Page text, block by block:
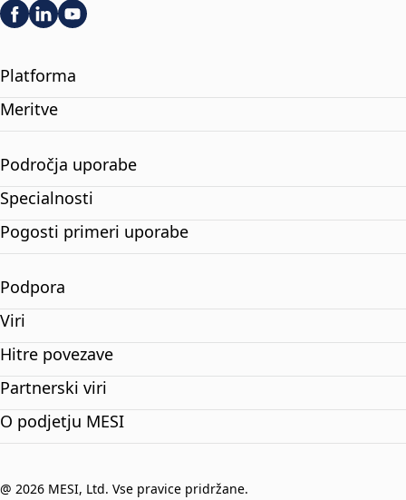
Platforma
Meritve
Področja uporabe
Specialnosti
Pogosti primeri uporabe
Podpora
Viri
Hitre povezave
Partnerski viri
O podjetju MESI
@ 2026 MESI, Ltd. Vse pravice pridržane.